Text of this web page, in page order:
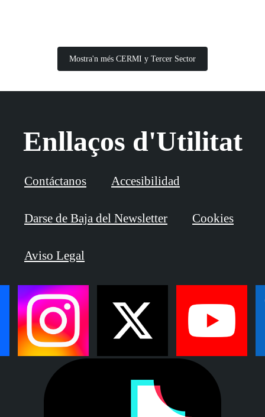
Mostra'n més CERMI y Tercer Sector
Enllaços d'Utilitat
Contáctanos Accesibilidad
Darse de Baja del Newsletter Cookies
Aviso Legal